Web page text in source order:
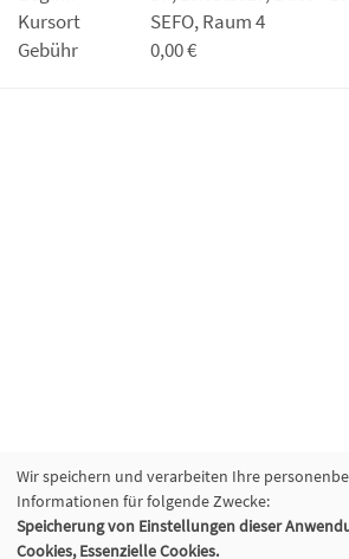
Kursort
SEFO, Raum 4
Gebühr
0,00 €
Wir speichern und verarbeiten Ihre
Informationen für folgende Zwecke:
Speicherung von Einstellungen dieser
Cookies, Essenzielle Cookies.